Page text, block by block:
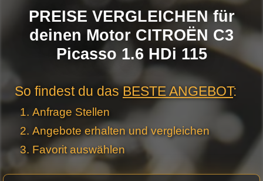
PREISE VERGLEICHEN für
deinen Motor CITROËN C3
Picasso 1.6 HDi 115
So findest du dasBESTE ANGEBOT:
Anfrage Stellen
Angebote erhalten und vergleichen
Favorit auswählen